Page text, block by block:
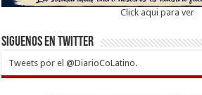
Click aqui para ver
Siguenos en twitter
Tweets por el @DiarioCoLatino.